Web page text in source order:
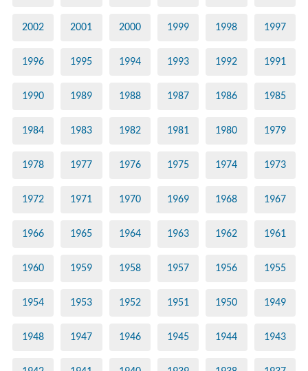
2002 2001 2000 1999 1998 1997
1996 1995 1994 1993 1992 1991
1990 1989 1988 1987 1986 1985
1984 1983 1982 1981 1980 1979
1978 1977 1976 1975 1974 1973
1972 1971 1970 1969 1968 1967
1966 1965 1964 1963 1962 1961
1960 1959 1958 1957 1956 1955
1954 1953 1952 1951 1950 1949
1948 1947 1946 1945 1944 1943